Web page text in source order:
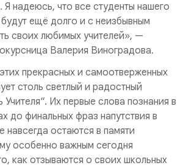
Я надеюсь, что все студенты нашего
ещё долго и с неизбывным
своих любимых учителей», —
Валерия Виноградова.
прекрасных и самоотверженных
столь светлый и радостный
Их первые слова познания в
до финальных фраз напутствия в
навсегда остаются в памяти
особенно важным сегодня
как отзываются о своих школьных